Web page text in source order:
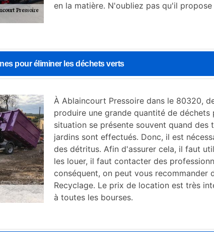
en la matière. N'oubliez pas qu'il
pour éliminer les déchets verts
À Ablaincourt Pressoire dans le 80320,
produire une grande quantité de déchets
situation se présente souvent quand des
jardins sont effectués. Donc, il est
des détritus. Afin d'assurer cela, il faut
les louer, il faut contacter des
conséquent, on peut vous recommander
Recyclage. Le prix de location est très
à toutes les bourses.